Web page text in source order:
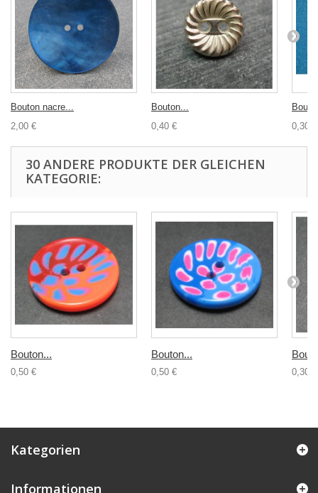
Bouton nacre...
2,00 €
Bouton...
0,40 €
0,30 €
30 ANDERE PRODUKTE DER GLEICHEN
KATEGORIE:
Bouton...
0,50 €
Bouton...
0,50 € 0,30 €
Kategorien
Informationen